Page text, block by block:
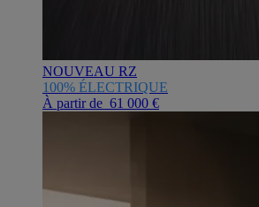
NOUVEAU RZ
100% ÉLECTRIQUE
À partir de 61 000 €